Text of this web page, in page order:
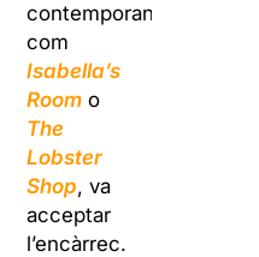
contemporani
com
Isabella’s
Room o
The
Lobster
Shop, va
acceptar
l’encàrrec.